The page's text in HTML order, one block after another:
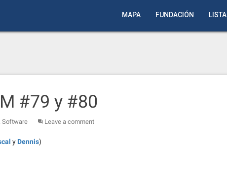
MAPA FUNDACIÓN LISTA
#79 y #80
Software Leave a comment
y Dennis)